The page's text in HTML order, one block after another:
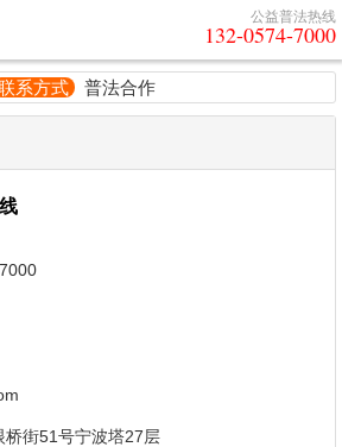
公益普法热线
132-0574-7000
系方式 普法合作
桥街51号宁波塔27层